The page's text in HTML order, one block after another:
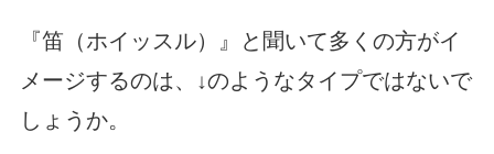
『笛（ホイッスル）』と聞いて多くの方がイ
メージするのは、↓のようなタイプではないで
しょうか。